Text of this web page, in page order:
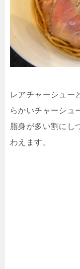
レアチャーシュー
らかいチャーシュ
脂身が多い割にし
わえます。